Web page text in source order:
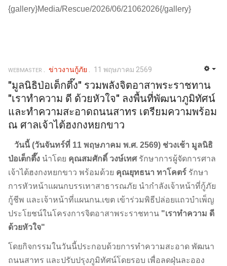
{gallery}Media/Rescue/2026/06/21062026{/gallery}
WEBMASTER ข่าวงานกู้ภัย 11 พฤษภาคม 2569
"มูลนิธิป่อเต็กตึ๊ง" รวมพลังจิตอาสาพระราชทาน
"เราทำความ ดี ด้วยหัวใจ" ลงพื้นที่พัฒนาภูมิทัศน์
และทำความสะอาดถนนสาทร เตรียมความพร้อม
ณ ศาลเจ้าไต้ฮงกงหยกขาว
วันนี้ (วันจันทร์ที่ 11 พฤษภาคม พ.ศ. 2569) ช่วงเช้า มูลนิธิ
ป่อเต็กตึ๊ง นำโดย คุณสมศักดิ์ วงษ์เทศรักษาการผู้จัดการศาล
เจ้าไต้ฮงกงหยกขาว พร้อมด้วย คุณยุทธนา ทาโคตร์ รักษา
การหัวหน้าแผนกบรรเทาสาธารณภัย นำกำลังเจ้าหน้าที่กู้ภัย
กู้ชีพ และเจ้าหน้าที่แผนกน.เขต เข้าร่วมพิธีปล่อยแถวบำเพ็ญ
ประโยชน์ในโครงการจิตอาสาพระราชทาน "เราทำความ ดี
ด้วยหัวใจ"
โดยกิจกรรมในวันนี้ประกอบด้วยการทำความสะอาด พัฒนา
ถนนสาทร และปรับปรุงภูมิทัศน์โดยรอบ เพื่อลดฝุ่นละออง